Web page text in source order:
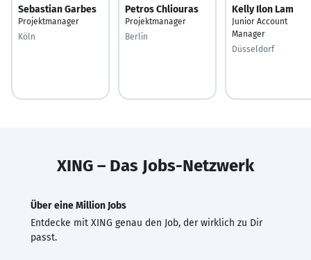
Sebastian Garbes
Projektmanager
Köln
Petros Chliouras
Projektmanager
Berlin
Kelly Ilon Lam
Junior Account
Manager
Düsseldorf
XING – Das Jobs-Netzwerk
Über eine Million Jobs
Entdecke mit XING genau den Job, der wirklich zu Dir
passt.